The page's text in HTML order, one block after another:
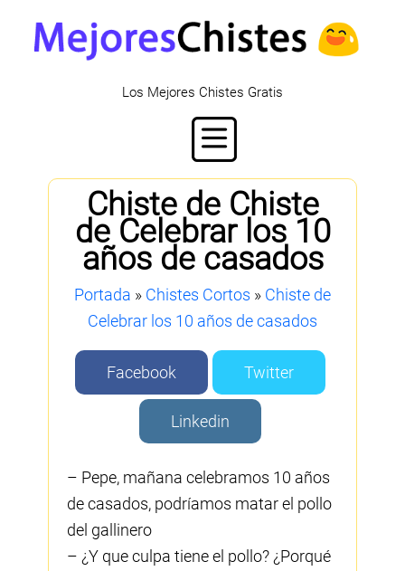
Los Mejores Chistes Gratis
Chiste de Chiste
de Celebrar los 10
años de casados
Portada » Chistes Cortos » Chiste de
Celebrar los 10 años de casados
Facebook Twitter
Linkedin
– Pepe, mañana celebramos 10 años
de casados, podríamos matar el pollo
del gallinero
– ¿Y que culpa tiene el pollo? ¿Porqué